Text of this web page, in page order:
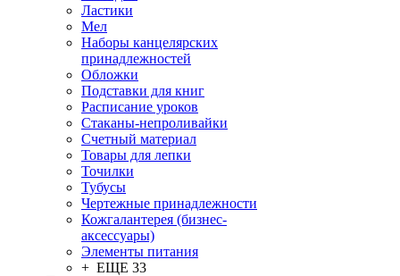
Ластики
Мел
Наборы канцелярских
принадлежностей
Обложки
Подставки для книг
Расписание уроков
Стаканы-непроливайки
Счетный материал
Товары для лепки
Точилки
Тубусы
Чертежные принадлежности
Кожгалантерея (бизнес-
аксессуары)
Элементы питания
+ ЕЩЕ 33